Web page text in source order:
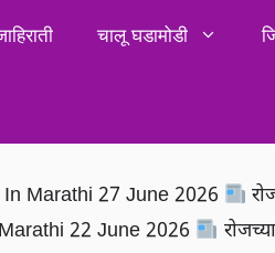
चालू घडामोडी
Marathi 27 June 2026
22 June 2026